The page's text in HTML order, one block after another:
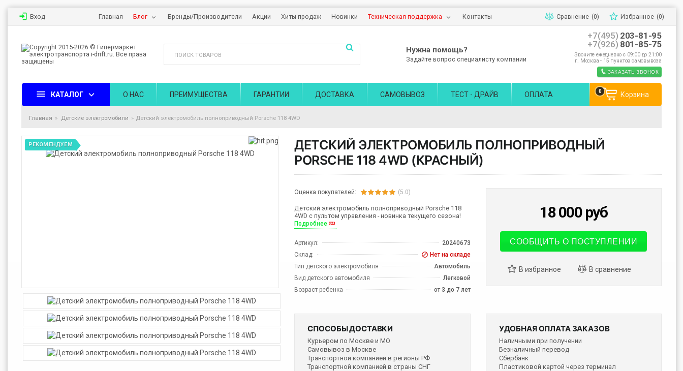
Вход Главная Блог Бренды/Производители Акции Хиты продаж Новинки Техническая поддержка Контакты Сравнение (0) Избранное (0)
Нужна помощь?
Задайте вопрос специалисту компании
+7(495) 203-81-95
+7(926) 801-85-75
Звоните ежедневно с 09:00 до 21:00
г. Москва - 15 пунктов самовывоза
ЗАКАЗАТЬ ЗВОНОК
КАТАЛОГ О НАС ПРЕИМУЩЕСТВА ГАРАНТИИ ДОСТАВКА САМОВЫВОЗ ТЕСТ - ДРАЙВ ОПЛАТА Корзина
0
Главная Детские электромобили Детский электромобиль полноприводный Porsche 118 4WD
РЕКОМЕНДУЕМ
ДЕТСКИЙ ЭЛЕКТРОМОБИЛЬ ПОЛНОПРИВОДНЫЙ
PORSCHE 118 4WD (КРАСНЫЙ)
Оценка покупателей: (5.0)
Детский электромобиль полноприводный Porsche 118
4WD с пультом управления - новинка текущего сезона!
Подробнее
Артикул:
20240673
Склад:
Нет на складе
Тип детского электромобиля
Автомобиль
Вид детского автомобиля
Легковой
Возраст ребенка
от 3 до 7 лет
18 000 руб
СООБЩИТЬ О ПОСТУПЛЕНИИ
СПОСОБЫ ДОСТАВКИ
Курьером по Москве и МО
Самовывоз в Москве
Транспортной компанией в регионы РФ
Транспортной компанией в страны СНГ
УДОБНАЯ ОПЛАТА ЗАКАЗОВ
Наличными при получении
Безналичный перевод
Сбербанк
Пластиковой картой через терминал